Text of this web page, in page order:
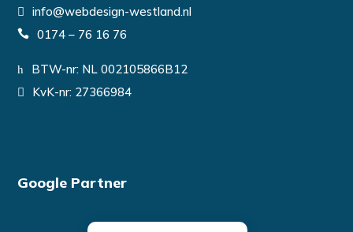
info@webdesign-westland.nl
0174 – 76 16 76
BTW-nr: NL 002105866B12
KvK-nr: 27366984
Google Partner